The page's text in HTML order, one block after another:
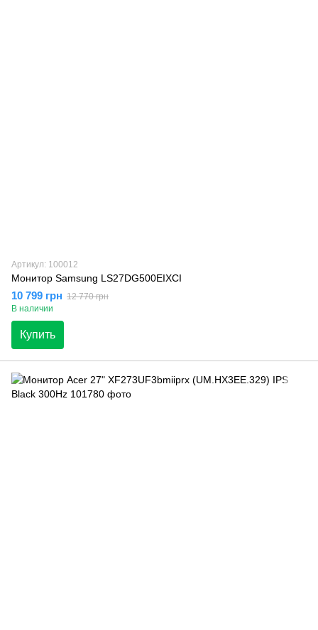
Артикул: 100012
Монитор Samsung LS27DG500EIXCI
10 799 грн 12 770 грн
В наличии
Купить